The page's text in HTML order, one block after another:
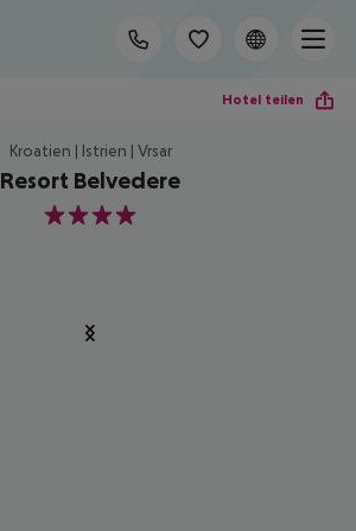
Hotel teilen
Kroatien | Istrien | Vrsar
Resort Belvedere
4